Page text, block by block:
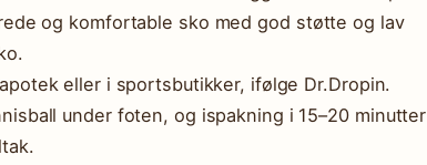
og komfortable sko med god støtte og lav
eller i sportsbutikker, ifølge Dr.Dropin.
under foten, og ispakning i 15–20 minutter